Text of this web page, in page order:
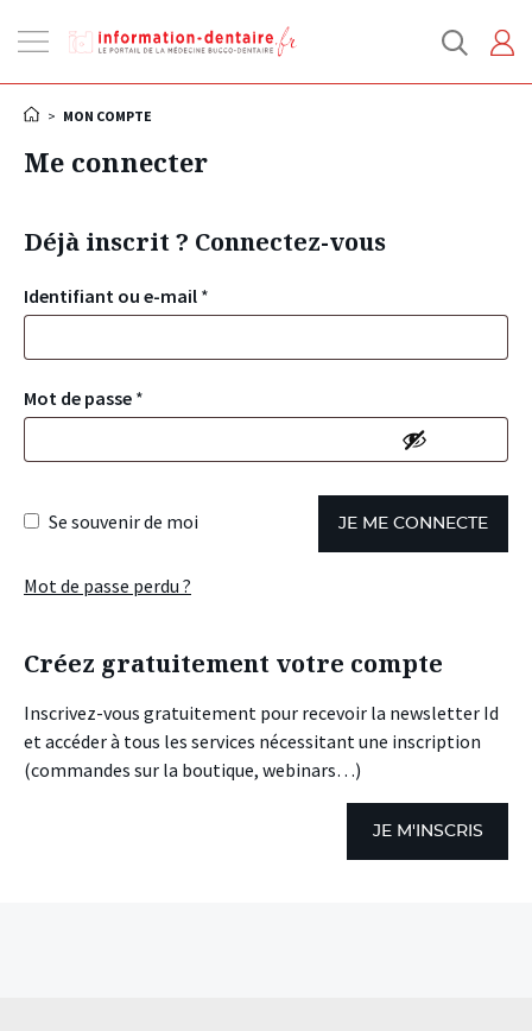
la
> MON COMPTE
Me connecter
Déjà inscrit ? Connectez-vous
Identifiant ou e-mail *
Mot de passe *
Se souvenir de moi JE ME CONNECTE
Mot de passe perdu ?
Créez gratuitement votre compte
Inscrivez-vous gratuitement pour recevoir la newsletter Id
et accéder à tous les services nécessitant une inscription
(commandes sur la boutique, webinars…)
JE M'INSCRIS